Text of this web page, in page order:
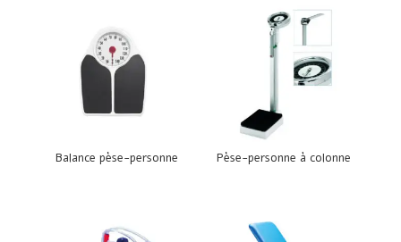
Balance pèse-personne Pèse-personne à colonne